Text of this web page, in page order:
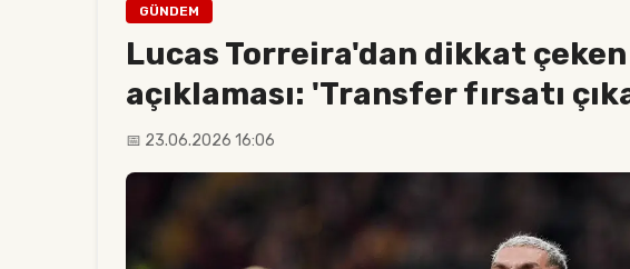
GÜNDEM
Lucas Torreira'dan dikkat
açıklaması: 'Transfer fırsatı
📅 23.06.2026 16:06